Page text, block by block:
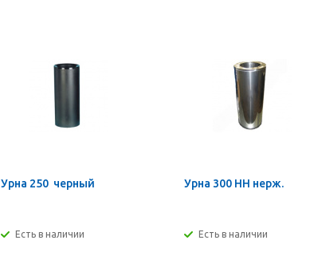
Урна 250 черный
Есть в наличии
Урна 300 НН нерж.
Есть в наличии